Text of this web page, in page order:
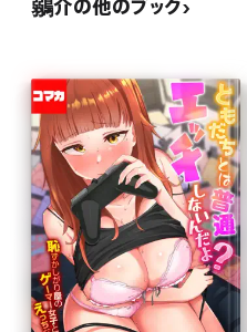
子とえっちな罰ゲーム-」のコマカット版と
鶸介の他のブック